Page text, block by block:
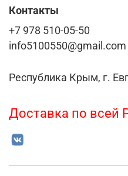
Контакты
+7 978 510-05-50
info5100550@gmail.com
Республика Крым, г.
Доставка по всей